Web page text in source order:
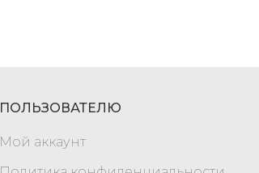
ПОЛЬЗОВАТЕЛЮ
Мой аккаунт